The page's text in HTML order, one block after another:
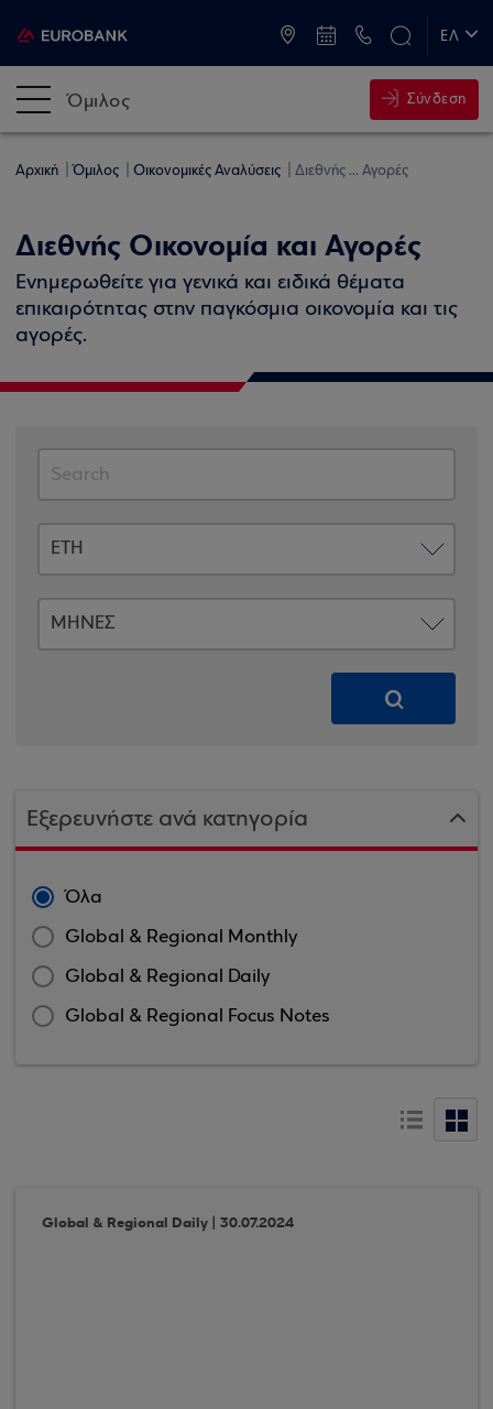
ΕΛ
Όμιλος Σύνδεση
Αρχική Όμιλος Οικονομικές Αναλύσεις Διεθνής ... Αγορές
Διεθνής Οικονομία και Αγορές
Ενημερωθείτε για γενικά και ειδικά θέματα
επικαιρότητας στην παγκόσμια οικονομία και τις
αγορές.
Εξερευνήστε ανά κατηγορία
Όλα
Global & Regional Monthly
Global & Regional Daily
Global & Regional Focus Notes
Global & Regional Daily | 30.07.2024